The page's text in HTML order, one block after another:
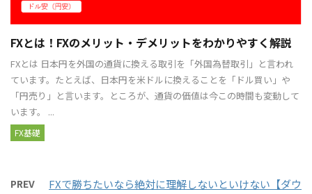
FXとは！FXのメリット・デメリットをわかりやすく解説
FXとは 日本円を外国の通貨に換える取引を「外国為替取引」と言われ
ています。たとえば、日本円を米ドルに換えることを「ドル買い」や
「円売り」と言います。ところが、通貨の価値は今この時間も変動して
います。 ...
FX基礎
PREV
FXで勝ちたいなら絶対に理解しないといけない【ダウ